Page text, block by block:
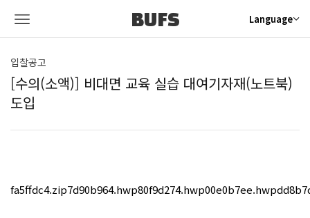
BUFS Language
입찰공고
[수의(소액)] 비대면 교육 실습 대여기자재(노트북)
도입
fa5ffdc4.zip7d90b964.hwp80f9d274.hwp00e0b7ee.hwp